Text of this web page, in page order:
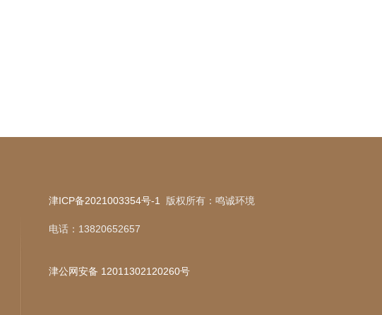
津ICP备2021003354号-1 版权所有：鸣诚环境
电话：13820652657
津公网安备 12011302120260号